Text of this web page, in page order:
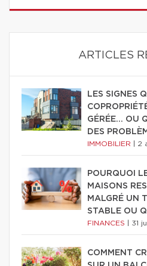
ARTICLES
LES SIGNES
GÉRÉE… OU
DES
IMMOBILIER 2
POURQUOI
MAISONS
MALGRÉ UN
STABLE OU
FINANCES 31
COMMENT